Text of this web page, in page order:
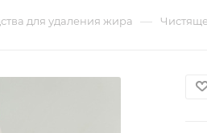
для удаления жира —